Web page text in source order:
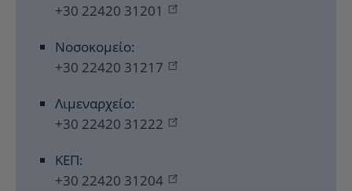
+30 22420 31201
Νοσοκομείο:
+30 22420 31217
Λιμεναρχείο:
+30 22420 31222
ΚΕΠ:
+30 22420 31204